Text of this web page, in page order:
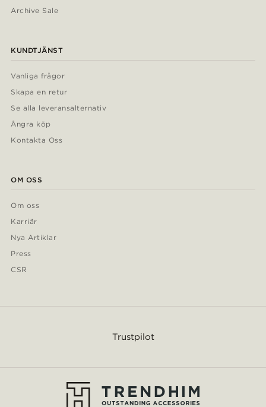
Archive Sale
KUNDTJÄNST
Vanliga frågor
Skapa en retur
Se alla leveransalternativ
Ångra köp
Kontakta Oss
OM OSS
Om oss
Karriär
Nya Artiklar
Press
CSR
Trustpilot